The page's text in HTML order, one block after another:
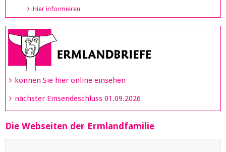
Hier informieren
können Sie hier online einsehen
nächster Einsendeschluss 01.09.2026
Die Webseiten der Ermlandfamilie